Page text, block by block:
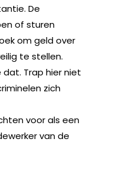
De
of sturen
om geld over
te stellen.
Trap hier niet
zich
voor als een
van de